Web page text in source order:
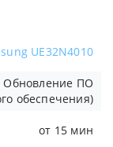
UE32N4010
Обновление ПО
обеспечения)
от 15 мин